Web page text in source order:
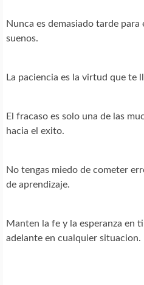
Nunca es demasiado tarde
suenos.
La paciencia es la virtud que te
El fracaso es solo una de las
hacia el exito.
No tengas miedo de cometer
de aprendizaje.
Manten la fe y la esperanza en
adelante en cualquier situacion.